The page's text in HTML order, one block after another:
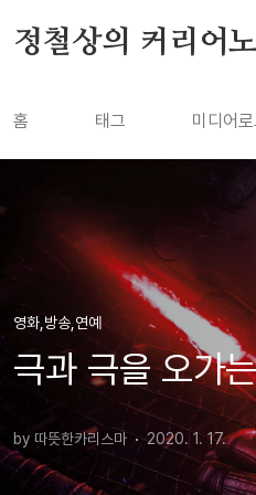
정철상의 커리어
홈 태그 미디어
영화,방송,연예
극과 극을 오가
by 따뜻한카리스마 2020. 1. 17.